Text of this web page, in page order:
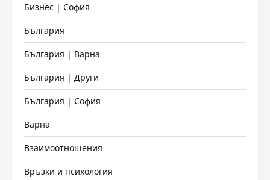
Бизнес | София
България
България | Варна
България | Други
България | София
Варна
Взаимоотношения
Връзки и психология